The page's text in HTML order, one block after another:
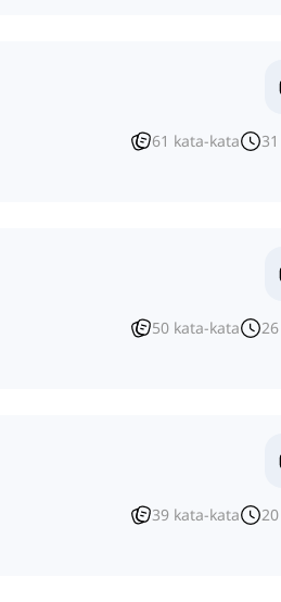
61 kata-kata 31
50 kata-kata 26
39 kata-kata 20